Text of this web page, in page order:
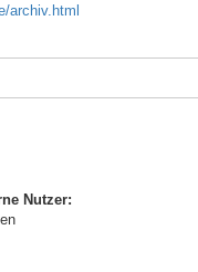
archiv.html
Nutzer: